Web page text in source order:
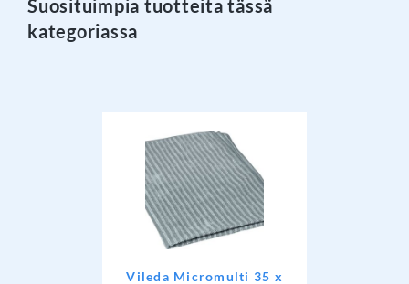
Suosituimpia tuotteita tässä
kategoriassa
Vileda Micromulti 35 x